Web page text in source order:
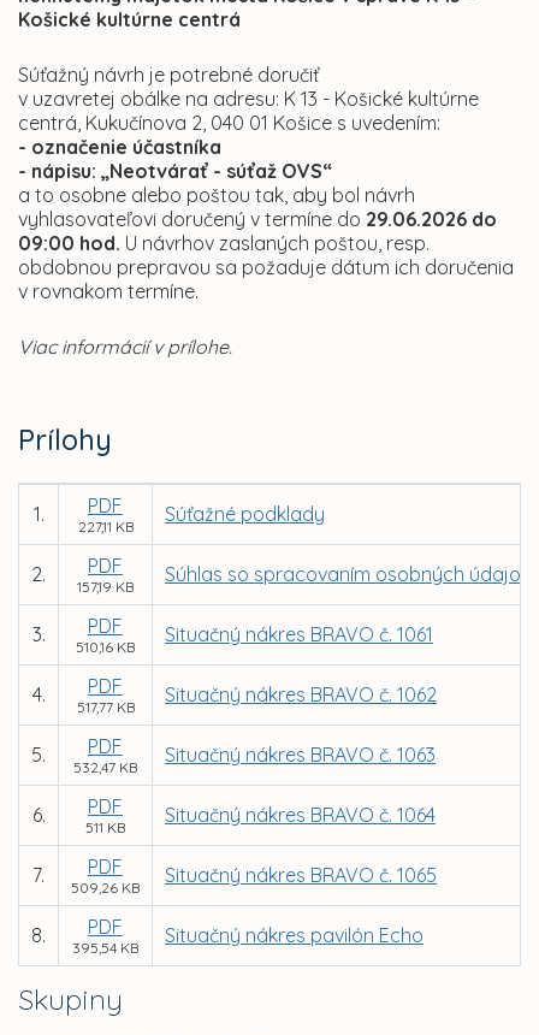
Skupiny
Košické kultúrne centrá
Súťažný návrh je potrebné doručiť
v uzavretej obálke na adresu: K 13 - Košické kultúrne
centrá, Kukučínova 2, 040 01 Košice s uvedením:
- označenie účastníka
- nápisu: „Neotvárať - súťaž OVS“
a to osobne alebo poštou tak, aby bol návrh
vyhlasovateľovi doručený v termíne do 29.06.2026 do
09:00 hod. U návrhov zaslaných poštou, resp.
obdobnou prepravou sa požaduje dátum ich doručenia
v rovnakom termíne.
Viac informácií v prílohe.
Prílohy
1. PDF
227,11 KB
Súťažné podklady
2. PDF
157,19 KB
Súhlas so spracovaním osobných údajov
3. PDF
510,16 KB
Situačný nákres BRAVO č. 1061
4. PDF
517,77 KB
Situačný nákres BRAVO č. 1062
5. PDF
532,47 KB
Situačný nákres BRAVO č. 1063
6. PDF
511 KB
Situačný nákres BRAVO č. 1064
7. PDF
509,26 KB
Situačný nákres BRAVO č. 1065
8. PDF
395,54 KB
Situačný nákres pavilón Echo